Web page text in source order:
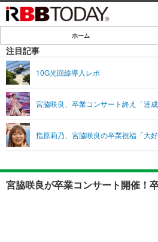
IT・デジタル
SPEED TEST
エンタメ
ライフ
リリース一覧
ホーム
注目記事
10G光回線導入レポ
宮脇咲良、卒業コンサート終え「達
指原莉乃、宮脇咲良の卒業祝福「大
宮脇咲良が卒業コンサート開催！